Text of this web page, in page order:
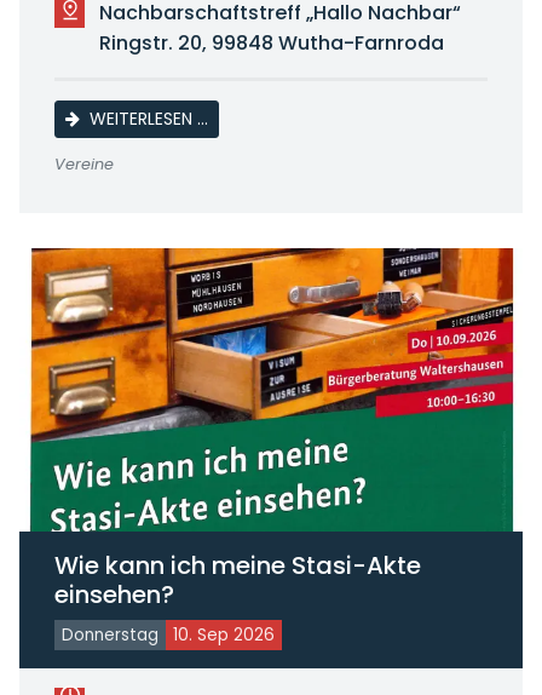
Nachbarschaftstreff „Hallo Nachbar“
Ringstr. 20, 99848 Wutha-Farnroda
WEITERLESEN …LINE DANCE
Vereine
Wie kann ich meine Stasi-Akte
einsehen?
Donnerstag 10. Sep 2026